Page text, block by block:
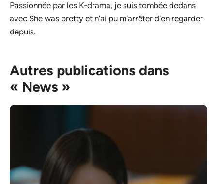
Passionnée par les K-drama, je suis tombée dedans
avec She was pretty et n'ai pu m'arrêter d'en regarder
depuis.
Autres publications dans
« News »